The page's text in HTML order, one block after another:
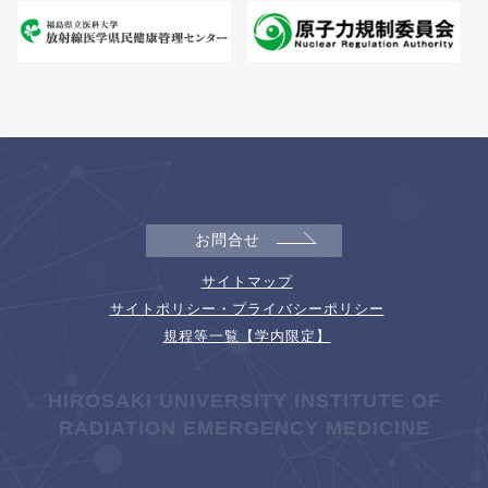
お問合せ
サイトマップ
サイトポリシー・プライバシーポリシー
規程等一覧【学内限定】
HIROSAKI UNIVERSITY INSTITUTE OF
RADIATION EMERGENCY MEDICINE